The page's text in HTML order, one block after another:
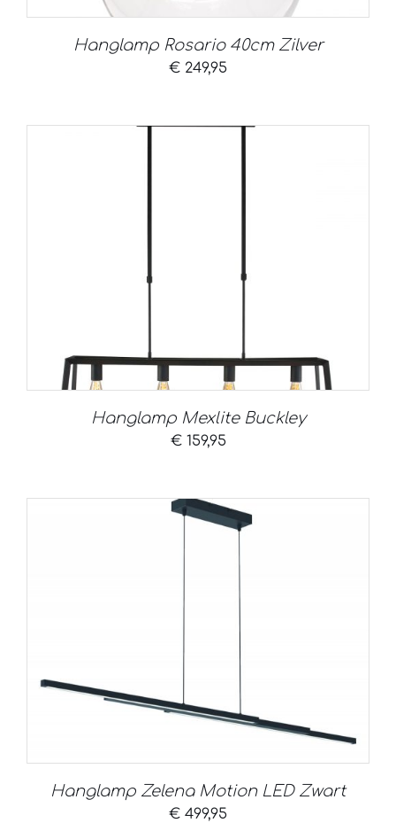
Hanglamp Rosario 40cm Zilver
€ 249,95
Hanglamp Mexlite Buckley
€159,95
Hanglamp Zelena Motion LED Zwart
€ 499,95